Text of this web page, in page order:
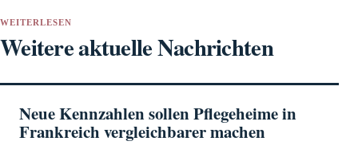
WEITERLESEN
Weitere aktuelle Nachrichten
Neue Kennzahlen sollen Pflegeheime in
Frankreich vergleichbarer machen